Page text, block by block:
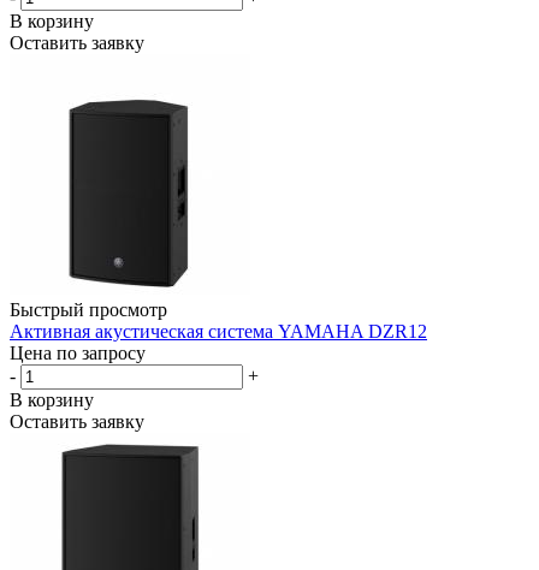
В корзину
Оставить заявку
Быстрый просмотр
Активная акустическая система YAMAHA DZR12
Цена по запросу
-
+
В корзину
Оставить заявку